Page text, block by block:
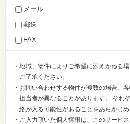
メール
郵送
FAX
・地域、物件によりご希望に添えかねる
ご了承ください。
・お問い合わせする物件が複数の場合、
担当者が異なることがあります。 それ
絡が入る可能性があることをあらかじめ
・ご入力頂いた個人情報は、このサービ